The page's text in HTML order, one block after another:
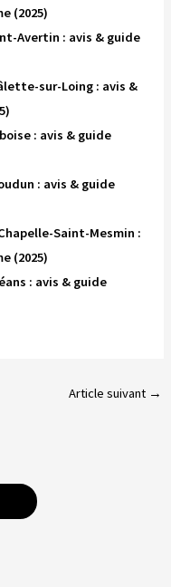
(2025)
Avertin : avis & guide
sur-Loing : avis &
: avis & guide
: avis & guide
Saint-Mesmin :
(2025)
: avis & guide
Article suivant →